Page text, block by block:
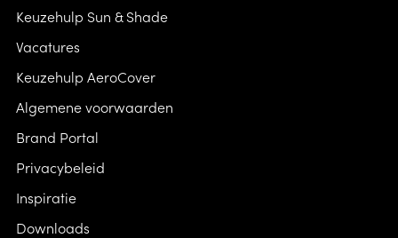
Keuzehulp Sun & Shade
Vacatures
Keuzehulp AeroCover
Algemene voorwaarden
Brand Portal
Privacybeleid
Inspiratie
Downloads